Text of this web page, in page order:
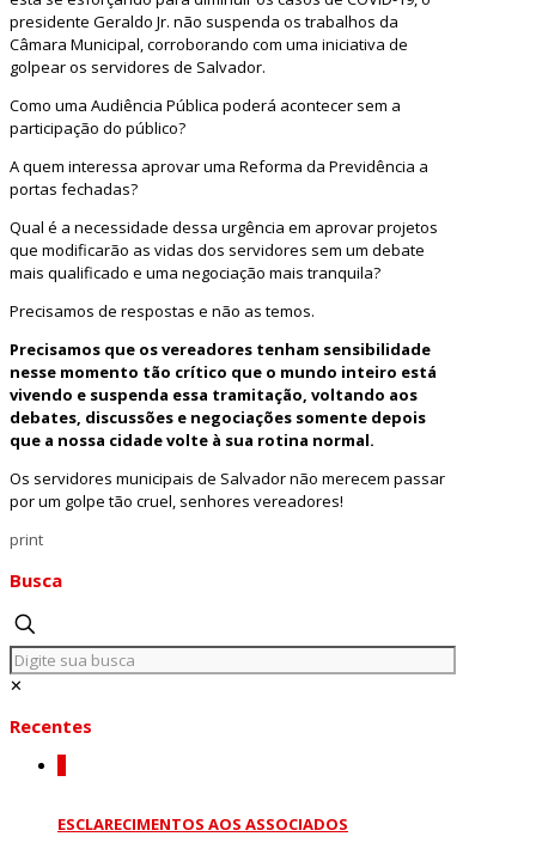
presidente Geraldo Jr. não suspenda os trabalhos da
Câmara Municipal, corroborando com uma iniciativa de
golpear os servidores de Salvador.
Como uma Audiência Pública poderá acontecer sem a
participação do público?
A quem interessa aprovar uma Reforma da Previdência a
portas fechadas?
Qual é a necessidade dessa urgência em aprovar projetos
que modificarão as vidas dos servidores sem um debate
mais qualificado e uma negociação mais tranquila?
Precisamos de respostas e não as temos.
Precisamos que os vereadores tenham sensibilidade
nesse momento tão crítico que o mundo inteiro está
vivendo e suspenda essa tramitação, voltando aos
debates, discussões e negociações somente depois
que a nossa cidade volte à sua rotina normal.
Os servidores municipais de Salvador não merecem passar
por um golpe tão cruel, senhores vereadores!
print
Busca
✕
Recentes
ESCLARECIMENTOS AOS ASSOCIADOS